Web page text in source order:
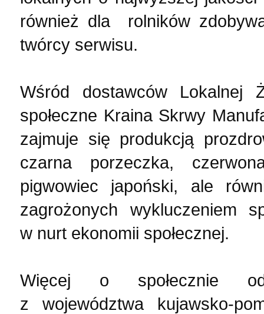
również dla rolników
twórcy serwisu.
Wśród dostawców Lokalnej
społeczne Kraina Skrwy
zajmuje się produkcją
czarna porzeczka,
pigwowiec japoński, ale
zagrożonych wykluczeniem
w nurt ekonomii społecznej.
Więcej o społecznie
z województwa kujawsko-